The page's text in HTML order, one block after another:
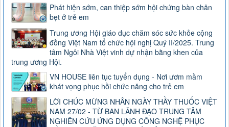
Phát hiện sớm, can thiệp sớm hội chứng bàn chân
bẹt ở trẻ em
Trung ương Hội giáo dục chăm sóc sức khỏe cộng
đồng Việt Nam tổ chức hội nghị Quý II/2025. Trung
tâm Ngôi Nhà Việt vinh dự nhận bằng khen của
trung ương Hội.
VN HOUSE liên tục tuyển dụng - Nơi ươm mầm
khát vọng phục hồi chức năng cho trẻ em
LỜI CHÚC MỪNG NHÂN NGÀY THẦY THUỐC VIỆT
NAM 27/02 - TỪ BAN LÃNH ĐẠO TRUNG TÂM
NGHIÊN CỨU ỨNG DỤNG CÔNG NGHỆ PHỤC